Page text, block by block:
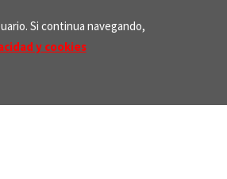
Si continua navegando,
y cookies